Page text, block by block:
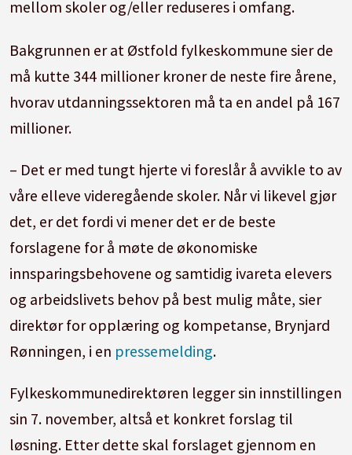
eller to skoler.
* Utdanningstilbud og utdanningsprogram
flyttes mellom skoler og/eller reduseres i
omfang.
* Borg og Greåker videregående skoler avvikles.
* Skolestrukturen i Fredrikstad består av en
eller to skoler.
* Utdanningstilbud og utdanningsprogram
flyttes mellom skoler og/eller reduseres i
omfang.
(Kilder:Østfold fylkeskommune)
mellom skoler og/eller reduseres i omfang.
Bakgrunnen er at Østfold fylkeskommune sier de
må kutte 344 millioner kroner de neste fire årene,
hvorav utdanningssektoren må ta en andel på 167
millioner.
– Det er med tungt hjerte vi foreslår å avvikle to av
våre elleve videregående skoler. Når vi likevel gjør
det, er det fordi vi mener det er de beste
forslagene for å møte de økonomiske
innsparingsbehovene og samtidig ivareta elevers
og arbeidslivets behov på best mulig måte, sier
direktør for opplæring og kompetanse, Brynjard
Rønningen, i en pressemelding.
Fylkeskommunedirektøren legger sin innstillingen
sin 7. november, altså et konkret forslag til
løsning. Etter dette skal forslaget gjennom en